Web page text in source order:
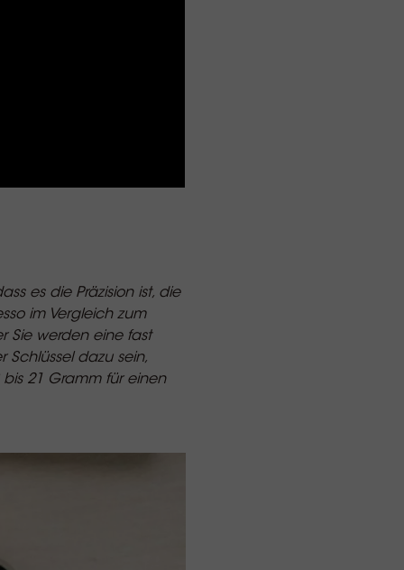
es die Präzision ist, die
im Vergleich zum
Sie werden eine fast
Schlüssel dazu sein,
21 Gramm für einen